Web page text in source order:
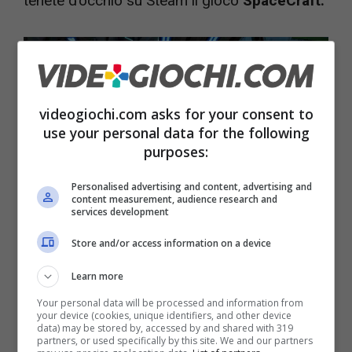
Questo gioco sfida apertamente Starfield e tutta la
fantascienza – videogiochi.com
Un nuovo titolo multiplayer a tema spaziale
sviluppato da Shiro Games.E il team di
videogiochi.com asks for your consent to
use your personal data for the following
purposes:
Personalised advertising and content, advertising and
content measurement, audience research and
services development
Store and/or access information on a device
Learn more
Your personal data will be processed and information from
your device (cookies, unique identifiers, and other device
data) may be stored by, accessed by and shared with 319
partners, or used specifically by this site. We and our partners